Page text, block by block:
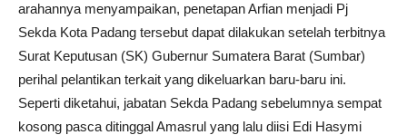
arahannya menyampaikan, penetapan Arfian menjadi Pj
Sekda Kota Padang tersebut dapat dilakukan setelah terbitnya
Surat Keputusan (SK) Gubernur Sumatera Barat (Sumbar)
perihal pelantikan terkait yang dikeluarkan baru-baru ini.
Seperti diketahui, jabatan Sekda Padang sebelumnya sempat
kosong pasca ditinggal Amasrul yang lalu diisi Edi Hasymi